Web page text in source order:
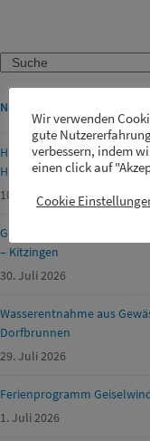
Search
Neueste Meldungen
Hinweise zur Erlaubnis von
Hochfeuerwerken
10. August 2026
Geänderte Öffnungszeiten
– Kitzingen
30. Juli 2026
Wasserentnahme aus
Dorfbrunnen
29. Juli 2026
Ferienprogramm
1. Juli 2026
Wir verwenden
gute
verbessern, indem
einen click auf
Cookie